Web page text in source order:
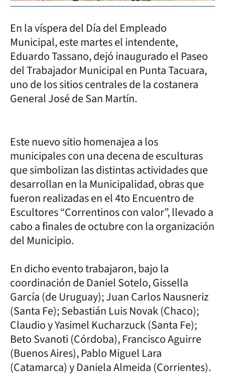
En la víspera del Día del Empleado
Municipal, este martes el intendente,
Eduardo Tassano, dejó inaugurado el Paseo
del Trabajador Municipal en Punta Tacuara,
uno de los sitios centrales de la costanera
General José de San Martín.
Este nuevo sitio homenajea a los
municipales con una decena de esculturas
que simbolizan las distintas actividades que
desarrollan en la Municipalidad, obras que
fueron realizadas en el 4to Encuentro de
Escultores “Correntinos con valor”, llevado a
cabo a finales de octubre con la organización
del Municipio.
En dicho evento trabajaron, bajo la
coordinación de Daniel Sotelo, Gissella
García (de Uruguay); Juan Carlos Nausneriz
(Santa Fe); Sebastián Luis Novak (Chaco);
Claudio y Yasimel Kucharzuck (Santa Fe);
Beto Svanoti (Córdoba), Francisco Aguirre
(Buenos Aires), Pablo Miguel Lara
(Catamarca) y Daniela Almeida (Corrientes).